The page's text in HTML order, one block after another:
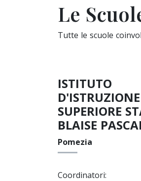
Le
Tutte le scuole
ISTITUTO
D'ISTRUZIONE
SUPERIORE
BLAISE
Pomezia
Coordinatori: